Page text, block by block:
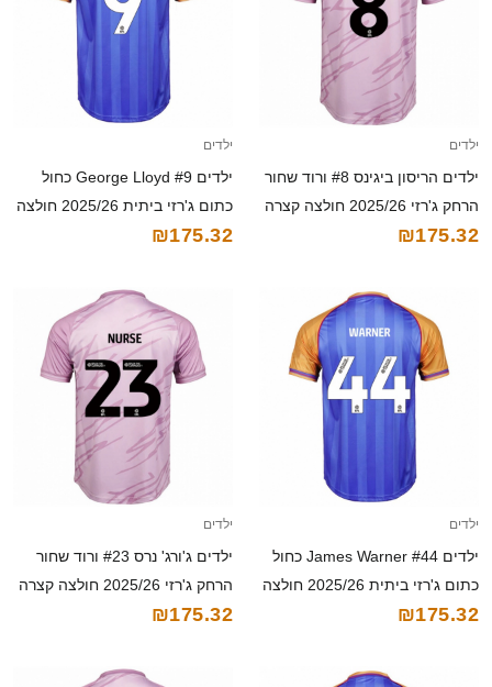
ילדים
ילדים הריסון ביגינס #8 ורוד שחור
הרחק ג'רזי 2025/26 חולצה קצרה
₪175.32
ילדים
ילדים George Lloyd #9 כחול
כתום ג'רזי ביתית 2025/26 חולצה
קצרה
₪175.32
ילדים
ילדים James Warner #44 כחול
כתום ג'רזי ביתית 2025/26 חולצה
קצרה
₪175.32
ילדים
ילדים ג'ורג' נרס #23 ורוד שחור
הרחק ג'רזי 2025/26 חולצה קצרה
₪175.32